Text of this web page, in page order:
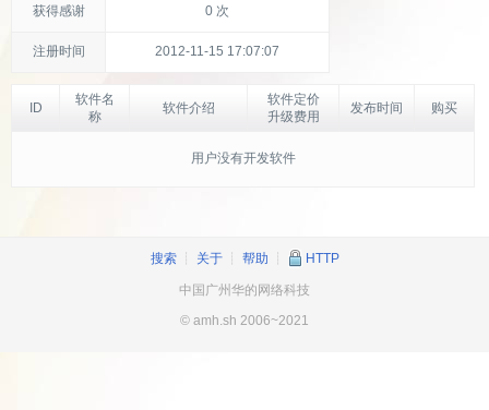
获得感谢 0 次
注册时间 2012-11-15 17:07:07
ID
软件名
称
软件介绍
软件定价
升级费用
发布时间 购买
用户没有开发软件
搜索┊ 关于┊ 帮助 HTTP
中国广州华的网络科技
© amh.sh 2006~2021